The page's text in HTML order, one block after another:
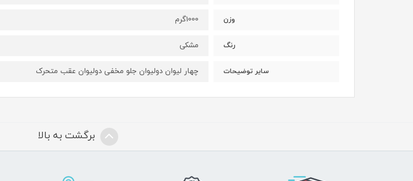
وزن 1000گرم
رنگ مشکی
سایر توضیحات چهار لیوان دولیوان جلو مخفی دولیوان عقب متحرک
برگشت به بالا